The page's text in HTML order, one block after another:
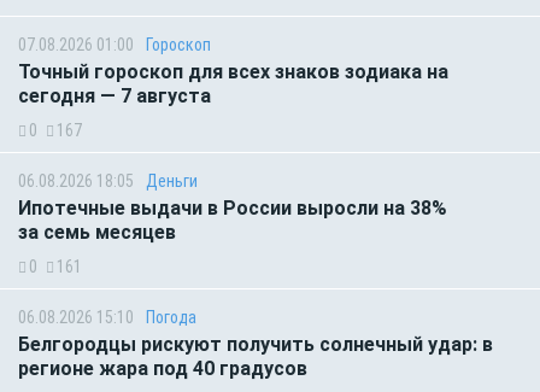
07.08.2026 01:00 Гороскоп
Точный гороскоп для всех знаков зодиака на
сегодня — 7 августа
0 167
06.08.2026 18:05 Деньги
Ипотечные выдачи в России выросли на 38%
за семь месяцев
0 161
06.08.2026 15:10 Погода
Белгородцы рискуют получить солнечный удар: в
регионе жара под 40 градусов